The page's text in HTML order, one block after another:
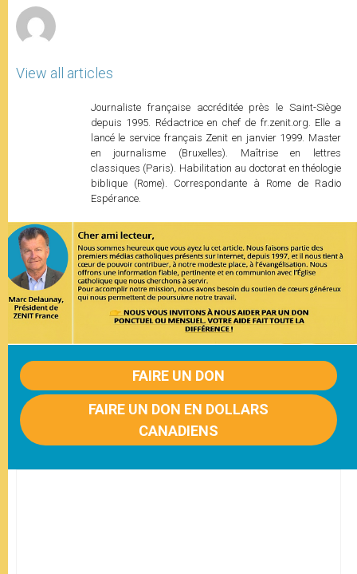
View all articles
Journaliste française accréditée près le Saint-Siège
depuis 1995. Rédactrice en chef de fr.zenit.org. Elle a
lancé le service français Zenit en janvier 1999. Master
en journalisme (Bruxelles). Maîtrise en lettres
classiques (Paris). Habilitation au doctorat en théologie
biblique (Rome). Correspondante à Rome de Radio
Espérance.
FAIRE UN DON
FAIRE UN DON EN DOLLARS
CANADIENS